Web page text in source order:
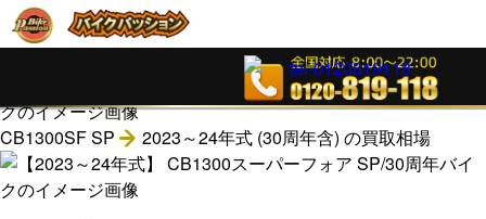
CB1300SF SP 2023～24年式 (30周年含) の買取相場